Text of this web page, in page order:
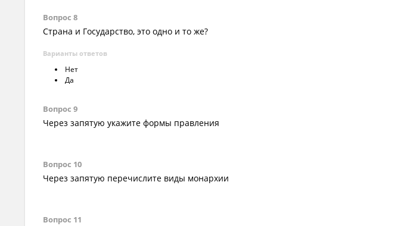
Вопрос 8
Страна и Государство, это одно и то же?
Варианты ответов
Нет
Да
Вопрос 9
Через запятую укажите формы правления
Вопрос 10
Через запятую перечислите виды монархии
Вопрос 11